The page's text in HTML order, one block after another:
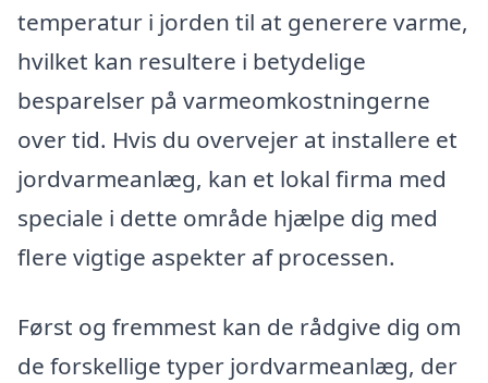
temperatur i jorden til at generere varme,
hvilket kan resultere i betydelige
besparelser på varmeomkostningerne
over tid. Hvis du overvejer at installere et
jordvarmeanlæg, kan et lokal firma med
speciale i dette område hjælpe dig med
flere vigtige aspekter af processen.
Først og fremmest kan de rådgive dig om
de forskellige typer jordvarmeanlæg, der